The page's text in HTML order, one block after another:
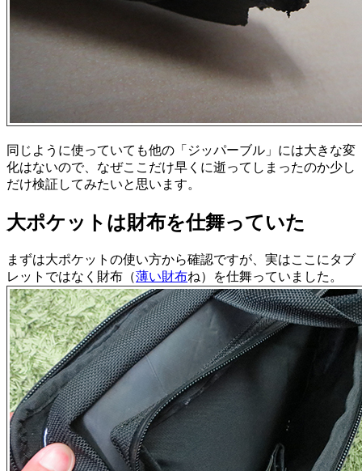
同じように使っていても他の「ジッパーブル」には大きな変
化はないので、なぜここだけ早くに逝ってしまったのか少し
だけ検証してみたいと思います。
大ポケットは財布を仕舞っていた
まずは大ポケットの使い方から確認ですが、実はここにタブ
レットではなく財布（薄い財布ね）を仕舞っていました。